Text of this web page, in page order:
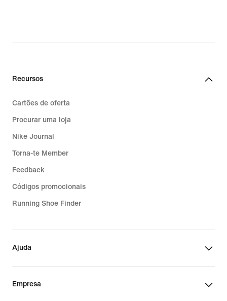
Recursos
Cartões de oferta
Procurar uma loja
Nike Journal
Torna-te Member
Feedback
Códigos promocionais
Running Shoe Finder
Ajuda
Empresa